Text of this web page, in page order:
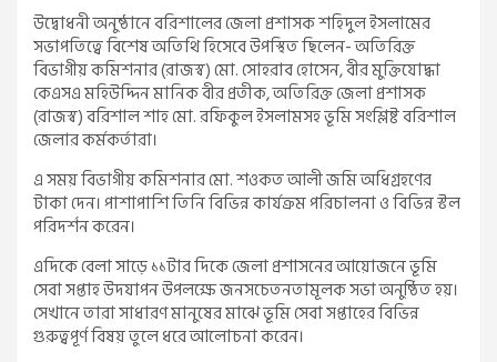
উদ্বোধনী অনুষ্ঠানে বরিশালের জেলা প্রশাসক শহিদুল ইসলামের
সভাপতিত্বে বিশেষ অতিথি হিসেবে উপস্থিত ছিলেন- অতিরিক্ত
বিভাগীয় কমিশনার (রাজস্ব) মো. সোহরাব হোসেন, বীর মুক্তিযোদ্ধা
কেএসএ মহিউদ্দিন মানিক বীর প্রতীক, অতিরিক্ত জেলা প্রশাসক
(রাজস্ব) বরিশাল শাহ মো. রফিকুল ইসলামসহ ভূমি সংশ্লিষ্ট বরিশাল
জেলার কর্মকর্তারা।
এ সময় বিভাগীয় কমিশনার মো. শওকত আলী জমি অধিগ্রহণের
টাকা দেন। পাশাপাশি তিনি বিভিন্ন কার্যক্রম পরিচালনা ও বিভিন্ন স্টল
পরিদর্শন করেন।
এদিকে বেলা সাড়ে ১১টার দিকে জেলা প্রশাসনের আয়োজনে ভূমি
সেবা সপ্তাহ উদযাপন উপলক্ষে জনসচেতনতামূলক সভা অনুষ্ঠিত হয়।
সেখানে তারা সাধারণ মানুষের মাঝে ভূমি সেবা সপ্তাহের বিভিন্ন
গুরুত্বপূর্ণ বিষয় তুলে ধরে আলোচনা করেন।